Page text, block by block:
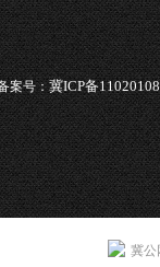
案号：冀ICP备
冀公